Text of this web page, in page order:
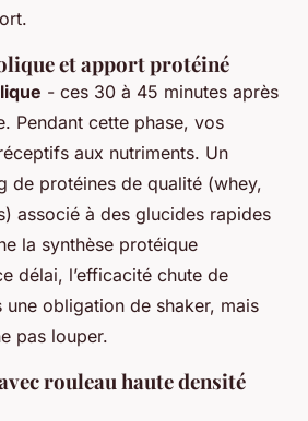
et apport protéiné
- ces 30 à 45 minutes après
Pendant cette phase, vos
aux nutriments. Un
de protéines de qualité (whey,
associé à des glucides rapides
la synthèse protéique
délai, l’efficacité chute de
une obligation de shaker, mais
pas louper.
rouleau haute densité